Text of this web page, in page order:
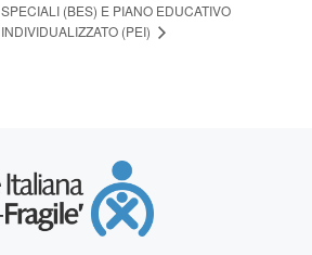
SPECIALI (BES) E PIANO EDUCATIVO
INDIVIDUALIZZATO (PEI)